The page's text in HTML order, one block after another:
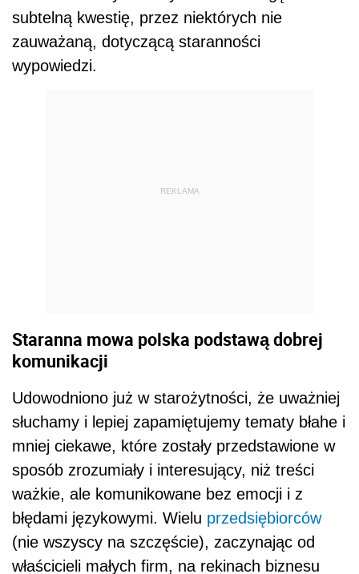
subtelną kwestię, przez niektórych nie
zauważaną, dotyczącą staranności
wypowiedzi.
REKLAMA
Staranna mowa polska podstawą dobrej
komunikacji
Udowodniono już w starożytności, że uważniej
słuchamy i lepiej zapamiętujemy tematy błahe i
mniej ciekawe, które zostały przedstawione w
sposób zrozumiały i interesujący, niż treści
ważkie, ale komunikowane bez emocji i z
błędami językowymi. Wielu przedsiębiorców
(nie wszyscy na szczęście), zaczynając od
właścicieli małych firm, na rekinach biznesu